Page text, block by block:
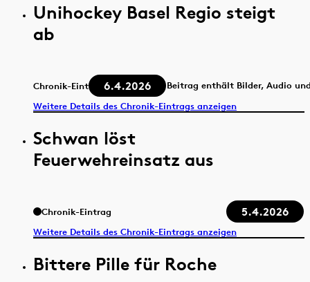
Unihockey Basel Regio steigt
ab
Chronik-Eintrag 6.4.2026
Beitrag enthält Bilder, Audio
Weitere Details des Chronik-Eintrags anzeigen
Schwan löst
Feuerwehreinsatz aus
Chronik-Eintrag 5.4.2026
Weitere Details des Chronik-Eintrags anzeigen
Bittere Pille für Roche